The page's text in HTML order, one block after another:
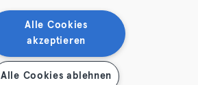
Alle Cookies
akzeptieren
Alle Cookies ablehnen